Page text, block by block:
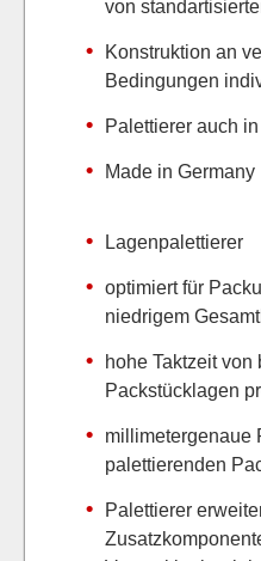
von
Konstruktion an
Bedingungen
Palettierer auch
Made in Germany
Lagenpalettierer
optimiert für
niedrigem
hohe Taktzeit von
Packstücklagen
millimetergenaue
palettierenden
Palettierer